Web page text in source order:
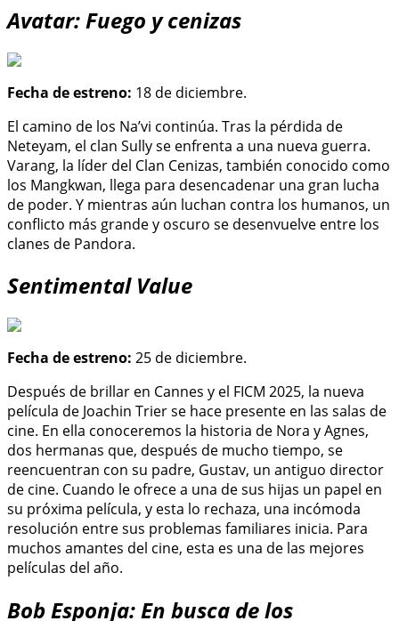
Avatar: Fuego y cenizas
Fecha de estreno: 18 de diciembre.
El camino de los Na’vi continúa. Tras la pérdida de
Neteyam, el clan Sully se enfrenta a una nueva guerra.
Varang, la líder del Clan Cenizas, también conocido como
los Mangkwan, llega para desencadenar una gran lucha
de poder. Y mientras aún luchan contra los humanos, un
conflicto más grande y oscuro se desenvuelve entre los
clanes de Pandora.
Sentimental Value
Fecha de estreno: 25 de diciembre.
Después de brillar en Cannes y el FICM 2025, la nueva
película de Joachin Trier se hace presente en las salas de
cine. En ella conoceremos la historia de Nora y Agnes,
dos hermanas que, después de mucho tiempo, se
reencuentran con su padre, Gustav, un antiguo director
de cine. Cuando le ofrece a una de sus hijas un papel en
su próxima película, y esta lo rechaza, una incómoda
resolución entre sus problemas familiares inicia. Para
muchos amantes del cine, esta es una de las mejores
películas del año.
Bob Esponja: En busca de los